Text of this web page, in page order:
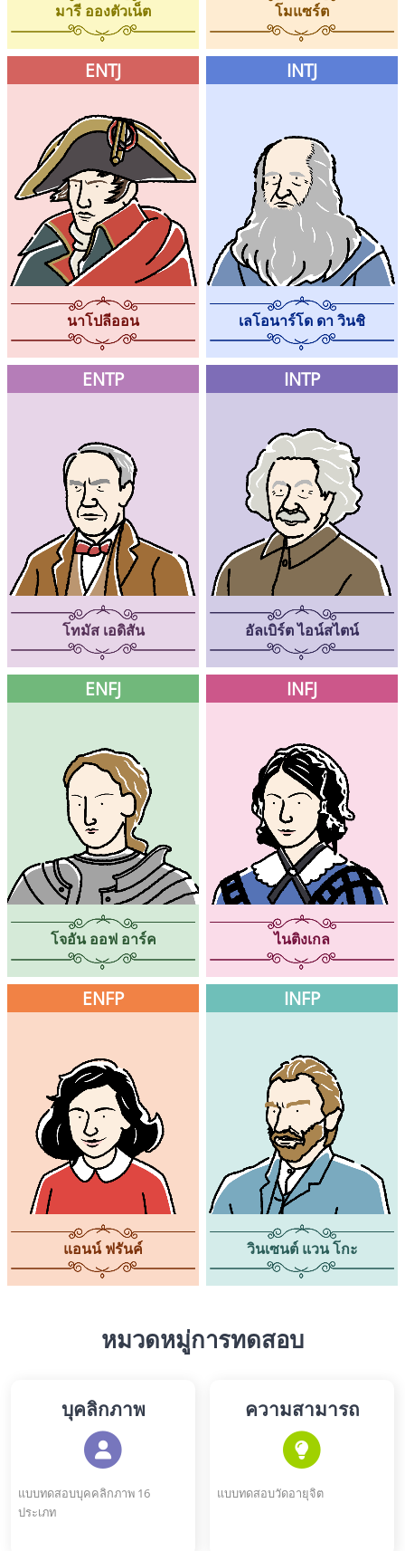
มารี อองตัวเน็ต โมแซร์ต
ENTJ
นาโปลีออน
INTJ
เลโอนาร์โด ดา วินชิ
ENTP
โทมัส เอดิสัน
INTP
อัลเบิร์ต ไอน์สไตน์
ENFJ
โจอัน ออฟ อาร์ค
INFJ
ไนติงเกล
ENFP
แอนน์ ฟรันค์
INFP
วินเซนต์ แวน โกะ
หมวดหมู่การทดสอบ
บุคลิกภาพ
แบบทดสอบบุคคลิกภาพ 16
ประเภท
ความสามารถ
แบบทดสอบวัดอายุจิต